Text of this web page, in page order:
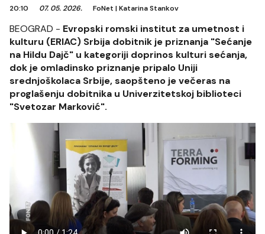
20:10 07. 05. 2026. FoNet |Katarina Stankov
BEOGRAD - Evropski romski institut za umetnost i
kulturu (ERIAC) Srbija dobitnik je priznanja "Sećanje
na Hildu Dajč" u kategoriji doprinos kulturi sećanja,
dok je omladinsko priznanje pripalo Uniji
srednjoškolaca Srbije, saopšteno je večeras na
proglašenju dobitnika u Univerzitetskoj biblioteci
"Svetozar Marković".